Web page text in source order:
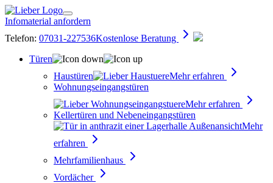
Infomaterial anfordern
Telefon: 07031-227536Kostenlose Beratung
Türen
Haustüren
Mehr erfahren
Wohnungseingangs­türen
Mehr erfahren
Kellertüren und Nebeneingangstüren
Mehr
erfahren
Mehrfamilienhaus
Vordächer